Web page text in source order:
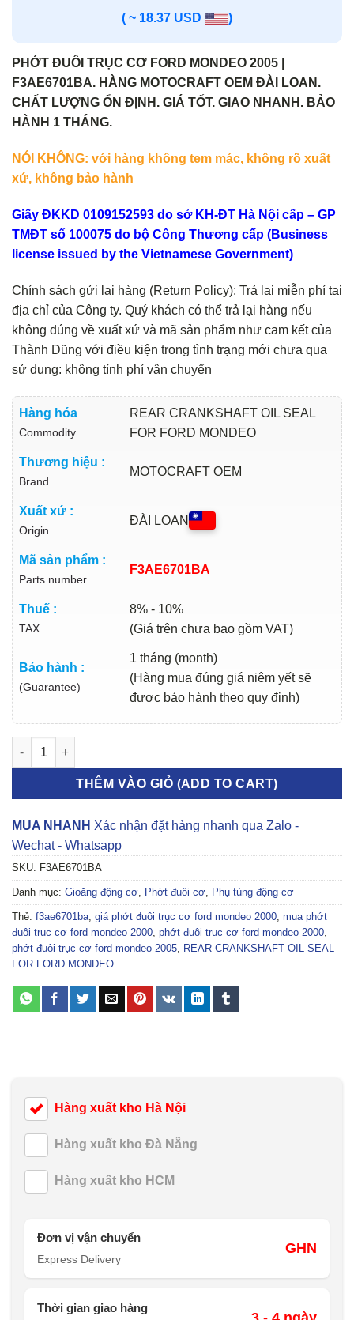
( ~ 18.37 USD )
PHỚT ĐUÔI TRỤC CƠ FORD MONDEO 2005 |
F3AE6701BA. HÀNG MOTOCRAFT OEM ĐÀI LOAN.
CHẤT LƯỢNG ỔN ĐỊNH. GIÁ TỐT. GIAO NHANH. BẢO
HÀNH 1 THÁNG.
NÓI KHÔNG: với hàng không tem mác, không rõ xuất
xứ, không bảo hành
Giấy ĐKKD 0109152593 do sở KH-ĐT Hà Nội cấp – GP
TMĐT số 100075 do bộ Công Thương cấp (Business
license issued by the Vietnamese Government)
Chính sách gửi lại hàng (Return Policy): Trả lại miễn phí tại
địa chỉ của Công ty. Quý khách có thể trả lại hàng nếu
không đúng về xuất xứ và mã sản phẩm như cam kết của
Thành Dũng với điều kiện trong tình trạng mới chưa qua
sử dụng: không tính phí vận chuyển
Hàng hóa
Commodity
REAR CRANKSHAFT OIL SEAL
FOR FORD MONDEO
Thương hiệu :
Brand
MOTOCRAFT OEM
Xuất xứ :
Origin
ĐÀI LOAN
Mã sản phẩm :
Parts number
F3AE6701BA
Thuế :
TAX
8% - 10%
(Giá trên chưa bao gồm VAT)
Bảo hành :
(Guarantee)
1 tháng (month)
(Hàng mua đúng giá niêm yết sẽ
được bảo hành theo quy định)
PHỚT ĐUÔI TRỤC CƠ FORD MONDEO 2005 | F3AE6701BA số
THÊM VÀO GIỎ (ADD TO CART)
MUA NHANH Xác nhận đặt hàng nhanh qua Zalo -
Wechat - Whatsapp
SKU: F3AE6701BA
Danh mục: Gioăng động cơ Phớt đuôi cơ Phụ tùng động cơ
Thẻ: f3ae6701ba giá phớt đuôi trục cơ ford mondeo 2000 mua phớt
đuôi trục cơ ford mondeo 2000 phớt đuôi trục cơ ford mondeo 2000
phớt đuôi trục cơ ford mondeo 2005 REAR CRANKSHAFT OIL SEAL
FOR FORD MONDEO
Hàng xuất kho Hà Nội
Hàng xuất kho Đà Nẵng
Hàng xuất kho HCM
Đơn vị vận chuyển
Express Delivery
GHN
Thời gian giao hàng